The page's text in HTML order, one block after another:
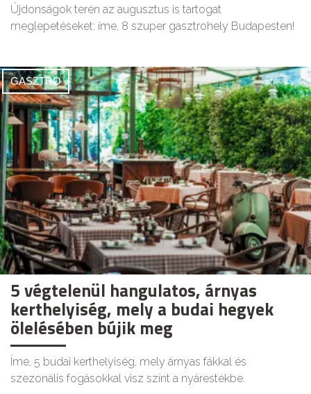
Újdonságok terén az augusztus is tartogat
meglepetéseket: íme, 8 szuper gasztrohely Budapesten!
GASZTRO
5 végtelenül hangulatos, árnyas
kerthelyiség, mely a budai hegyek
ölelésében bújik meg
Íme, 5 budai kerthelyiség, mely árnyas fákkal és
szezonális fogásokkal visz színt a nyárestékbe.